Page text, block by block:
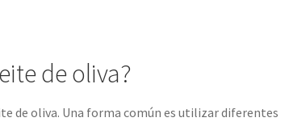
de oliva?
de oliva. Una forma común es utilizar diferentes